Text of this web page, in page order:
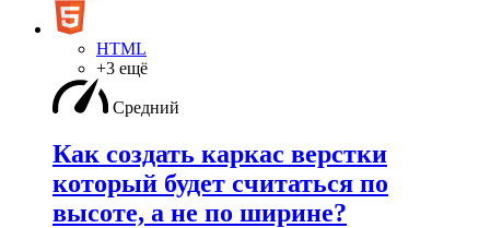
HTML
+3 ещё
Средний
Как создать каркас верстки
который будет считаться по
высоте, а не по ширине?